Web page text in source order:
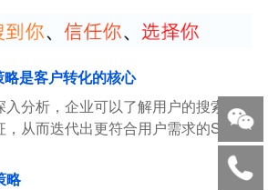
是客户转化的核心
入分析，企业可以了解用户的搜索习
，从而迭代出更符合用户需求的SEO
略